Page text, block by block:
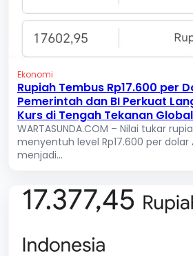
Ekonomi
Rupiah Tembus Rp17.600 per
Pemerintah dan BI Perkuat
Kurs di Tengah Tekanan Global
WARTASUNDA.COM – Nilai tukar
menyentuh level Rp17.600 per dolar
menjadi...